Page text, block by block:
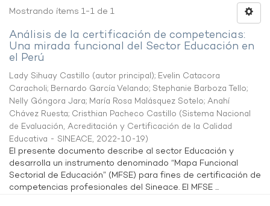
Mostrando ítems 1-1 de 1
Análisis de la certificación de competencias:
Una mirada funcional del Sector Educación en
el Perú
Lady Sihuay Castillo (autor principal); Evelin Catacora
Caracholi; Bernardo García Velando; Stephanie Barboza Tello;
Nelly Góngora Jara; María Rosa Malásquez Sotelo; Anahí
Chávez Ruesta; Cristhian Pacheco Castillo (Sistema Nacional
de Evaluación, Acreditación y Certificación de la Calidad
Educativa - SINEACE, 2022-10-19)
El presente documento describe al sector Educación y
desarrolla un instrumento denominado “Mapa Funcional
Sectorial de Educación” (MFSE) para fines de certificación de
competencias profesionales del Sineace. El MFSE ...